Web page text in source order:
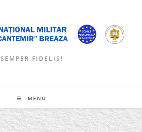
SEMPER FIDELIS!
MENU